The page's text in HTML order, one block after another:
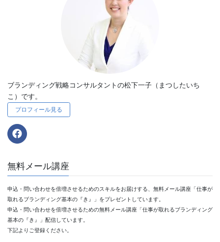
ブランディング戦略コンサルタントの松下一子（まつしたいち
こ）です。
プロフィール見る
無料メール講座
申込・問い合わせを倍増させるためのスキルをお届けする、無料メール講座「仕事が
取れるブランディング基本の『き』」をプレゼントしています。
申込・問い合わせを倍増させるための無料メール講座「仕事が取れるブランディング
基本の『き』」配信しています。
下記よりご登録ください。